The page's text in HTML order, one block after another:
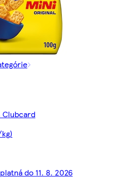
Clubcard
do 11. 8. 2026